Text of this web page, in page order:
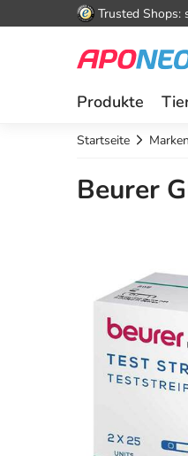
Trusted Shops:
Produkte
Startseite
Beurer